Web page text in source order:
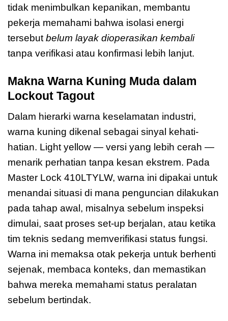
tidak menimbulkan kepanikan, membantu
pekerja memahami bahwa isolasi energi
tersebut belum layak dioperasikan kembali
tanpa verifikasi atau konfirmasi lebih lanjut.
Makna Warna Kuning Muda dalam
Lockout Tagout
Dalam hierarki warna keselamatan industri,
warna kuning dikenal sebagai sinyal kehati-
hatian. Light yellow — versi yang lebih cerah —
menarik perhatian tanpa kesan ekstrem. Pada
Master Lock 410LTYLW, warna ini dipakai untuk
menandai situasi di mana penguncian dilakukan
pada tahap awal, misalnya sebelum inspeksi
dimulai, saat proses set-up berjalan, atau ketika
tim teknis sedang memverifikasi status fungsi.
Warna ini memaksa otak pekerja untuk berhenti
sejenak, membaca konteks, dan memastikan
bahwa mereka memahami status peralatan
sebelum bertindak.